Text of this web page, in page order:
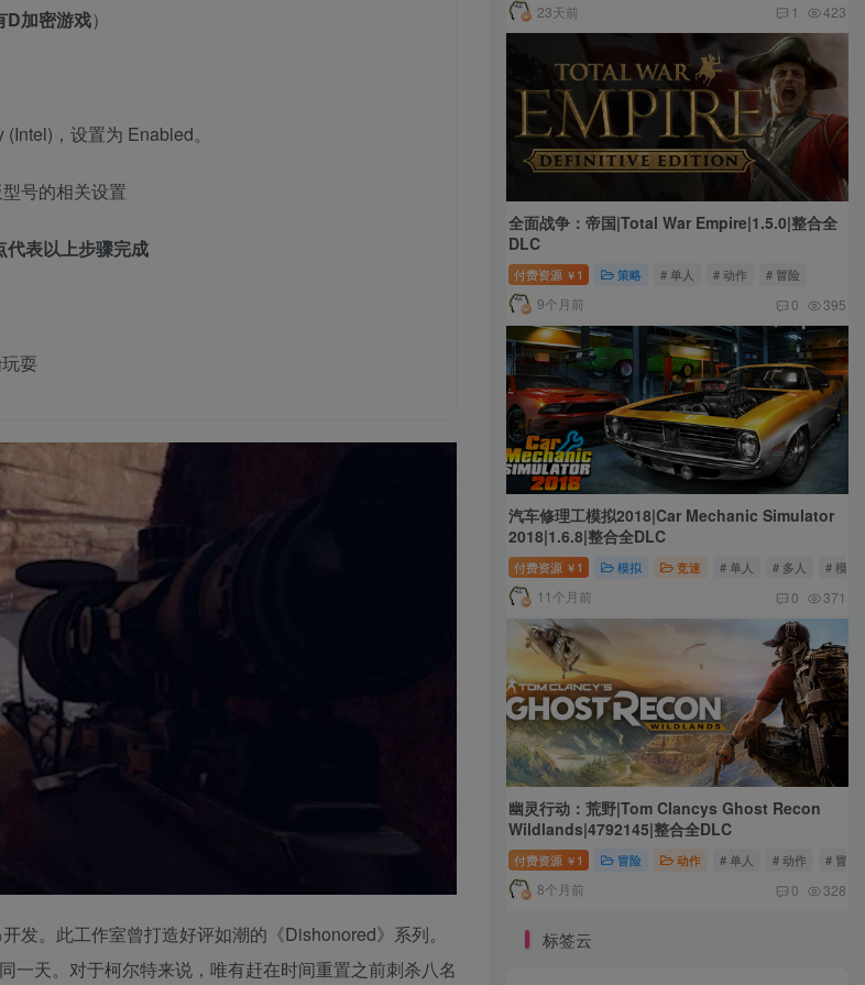
D加密游戏）
，设置为 Enabled。
号的相关设置
代表以上步骤完成
耍
发。此工作室曾打造好评如潮的《Dishonored》系列。
一天。对于柯尔特来说，唯有赶在时间重置之前刺杀八名
23天前 1 423
全面战争：帝国|Total War Empire|1.5.0|整合全
DLC
付费资源 ￥ 1 策略 # 单人 # 动作 # 冒险
9个月前 0 395
汽车修理工模拟2018|Car Mechanic Simulator
2018|1.6.8|整合全DLC
付费资源 ￥ 1 模拟 竞速 # 单人 # 多人 # 模拟
11个月前 0 371
幽灵行动：荒野|Tom Clancys Ghost Recon
Wildlands|4792145|整合全DLC
付费资源 ￥ 1 冒险 动作 # 单人 # 动作 # 冒险
8个月前 0 328
标签云